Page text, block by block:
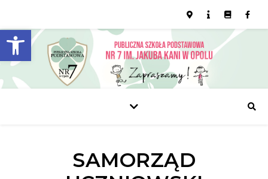
Open toolbar
SAMORZĄD